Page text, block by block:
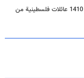
الصحة في غزة: الحرب الإسرائيلية محت 1410 عائلات فلسطينية من